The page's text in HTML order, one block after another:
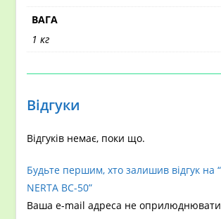
ВАГА
1 кг
Відгуки
Відгуків немає, поки що.
Будьте першим, хто залишив відгук на
NERTA BC-50”
Ваша e-mail адреса не